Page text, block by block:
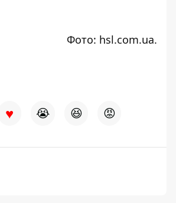
Фото: hsl.com.ua.
♥ 😭 😆 😡